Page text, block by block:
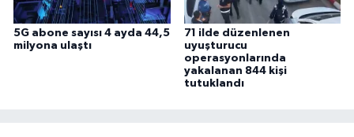
5G abone sayısı 4 ayda 44,5
milyona ulaştı
71 ilde düzenlenen
uyuşturucu
operasyonlarında
yakalanan 844 kişi
tutuklandı